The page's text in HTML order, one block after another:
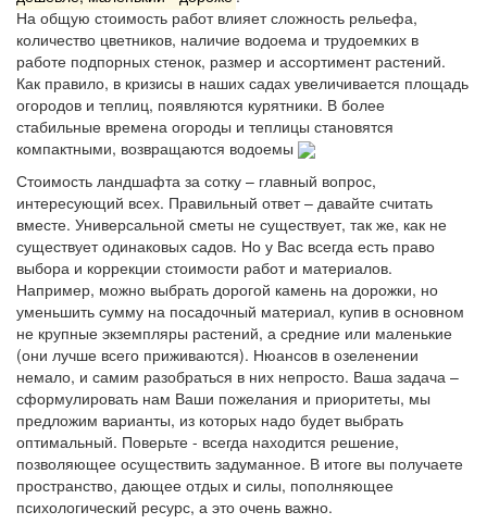
На общую стоимость работ влияет сложность рельефа,
количество цветников, наличие водоема и трудоемких в
работе подпорных стенок, размер и ассортимент растений.
Как правило, в кризисы в наших садах увеличивается площадь
огородов и теплиц, появляются курятники. В более
стабильные времена огороды и теплицы становятся
компактными, возвращаются водоемы
Стоимость ландшафта за сотку – главный вопрос,
интересующий всех. Правильный ответ – давайте считать
вместе. Универсальной сметы не существует, так же, как не
существует одинаковых садов. Но у Вас всегда есть право
выбора и коррекции стоимости работ и материалов.
Например, можно выбрать дорогой камень на дорожки, но
уменьшить сумму на посадочный материал, купив в основном
не крупные экземпляры растений, а средние или маленькие
(они лучше всего приживаются). Нюансов в озеленении
немало, и самим разобраться в них непросто. Ваша задача –
сформулировать нам Ваши пожелания и приоритеты, мы
предложим варианты, из которых надо будет выбрать
оптимальный. Поверьте - всегда находится решение,
позволяющее осуществить задуманное. В итоге вы получаете
пространство, дающее отдых и силы, пополняющее
психологический ресурс, а это очень важно.